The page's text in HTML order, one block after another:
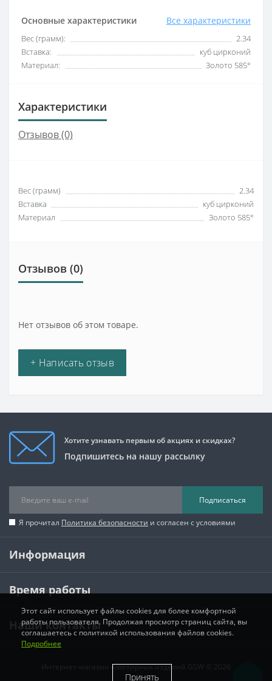
Основные характеристики Все характеристики
Вес (грамм):
2.34
Вставка:
куб цирконий
Материал:
Золото 585°
Характеристики
Отзывов (0)
Вес (грамм)
2.34
Вставка
куб цирконий
Материал
Золото 585°
Отзывов (0)
Нет отзывов об этом товаре.
+ Написать отзыв
Хотите узнавать первым об акциях и скидках?
Подпишитесь на нашу рассылку
Подписаться
Я прочитал Политика безопасности и согласен с условиями
Информация
Время работы
Наши контакты
Интернет-магазин ювелирных изделий GSW © 2026
Этот сайт использует файлы cookies для более комфортной
работы пользователя. Продолжая просмотр страниц сайта, вы
соглашаетесь с политикой использования файлов cookies.
Подробнее
Принять